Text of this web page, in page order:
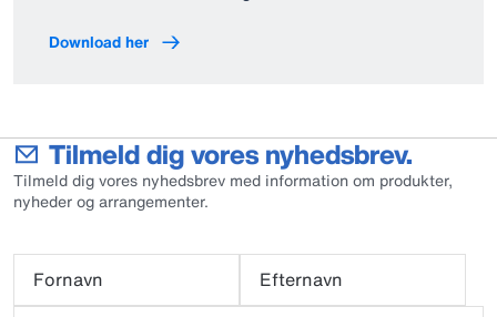
Download her
Tilmeld dig vores nyhedsbrev.
Tilmeld dig vores nyhedsbrev med information om produkter,
nyheder og arrangementer.
Fornavn
Efternavn